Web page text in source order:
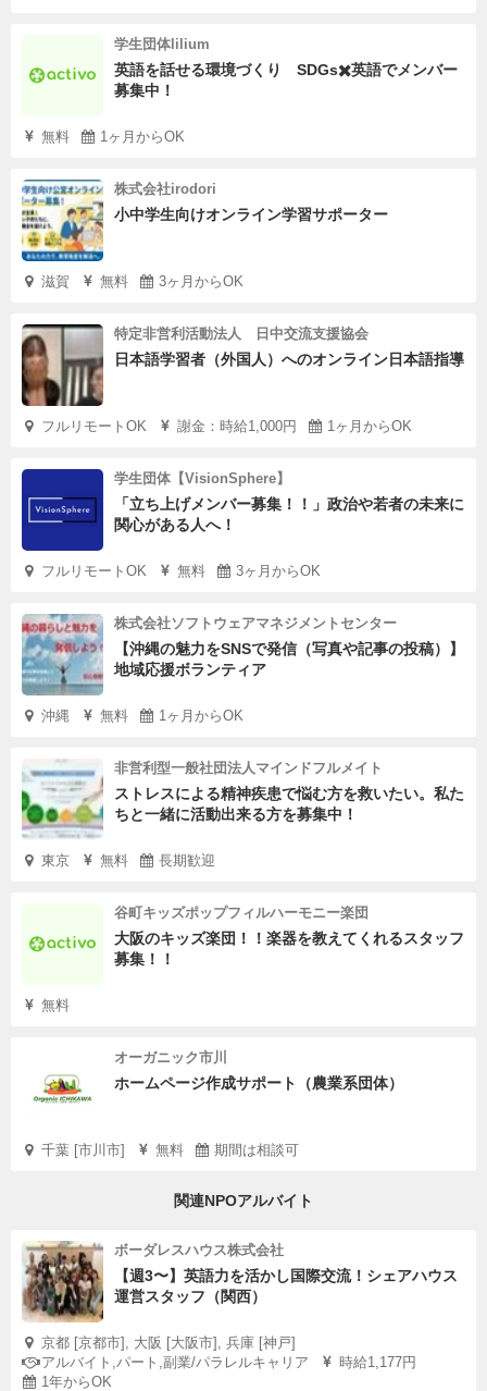
学生団体lilium
英語を話せる環境づくり SDGs✖️英語でメンバー
募集中！
無料 1ヶ月からOK
株式会社irodori
小中学生向けオンライン学習サポーター
滋賀 無料 3ヶ月からOK
特定非営利活動法人 日中交流支援協会
日本語学習者（外国人）へのオンライン日本語指導
フルリモートOK 謝金：時給1,000円 1ヶ月からOK
学生団体【VisionSphere】
「立ち上げメンバー募集！！」政治や若者の未来に
関心がある人へ！
フルリモートOK 無料 3ヶ月からOK
株式会社ソフトウェアマネジメントセンター
【沖縄の魅力をSNSで発信（写真や記事の投稿）】
地域応援ボランティア
沖縄 無料 1ヶ月からOK
非営利型一般社団法人マインドフルメイト
ストレスによる精神疾患で悩む方を救いたい。私た
ちと一緒に活動出来る方を募集中！
東京 無料 長期歓迎
谷町キッズポップフィルハーモニー楽団
大阪のキッズ楽団！！楽器を教えてくれるスタッフ
募集！！
無料
オーガニック市川
ホームページ作成サポート（農業系団体）
千葉 [市川市] 無料 期間は相談可
関連NPOアルバイト
ボーダレスハウス株式会社
【週3〜】英語力を活かし国際交流！シェアハウス
運営スタッフ（関西）
京都 [京都市], 大阪 [大阪市], 兵庫 [神戸]
アルバイト,パート,副業/パラレルキャリア
時給1,177円
1年からOK